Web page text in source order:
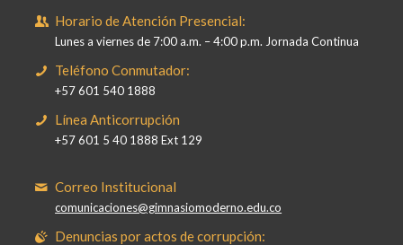
Horario de Atención Presencial:
Lunes a viernes de 7:00 a.m. – 4:00 p.m. Jornada Continua
Teléfono Conmutador:
+57 601 540 1888
Línea Anticorrupción
+57 601 5 40 1888 Ext 129
Correo Institucional
comunicaciones@gimnasiomoderno.edu.co
Denuncias por actos de corrupción: